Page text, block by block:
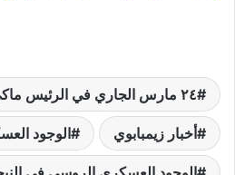
٢٤ مارس الجاري في الرئيس ماكي سال
أخبار زيمبابوي الوجود